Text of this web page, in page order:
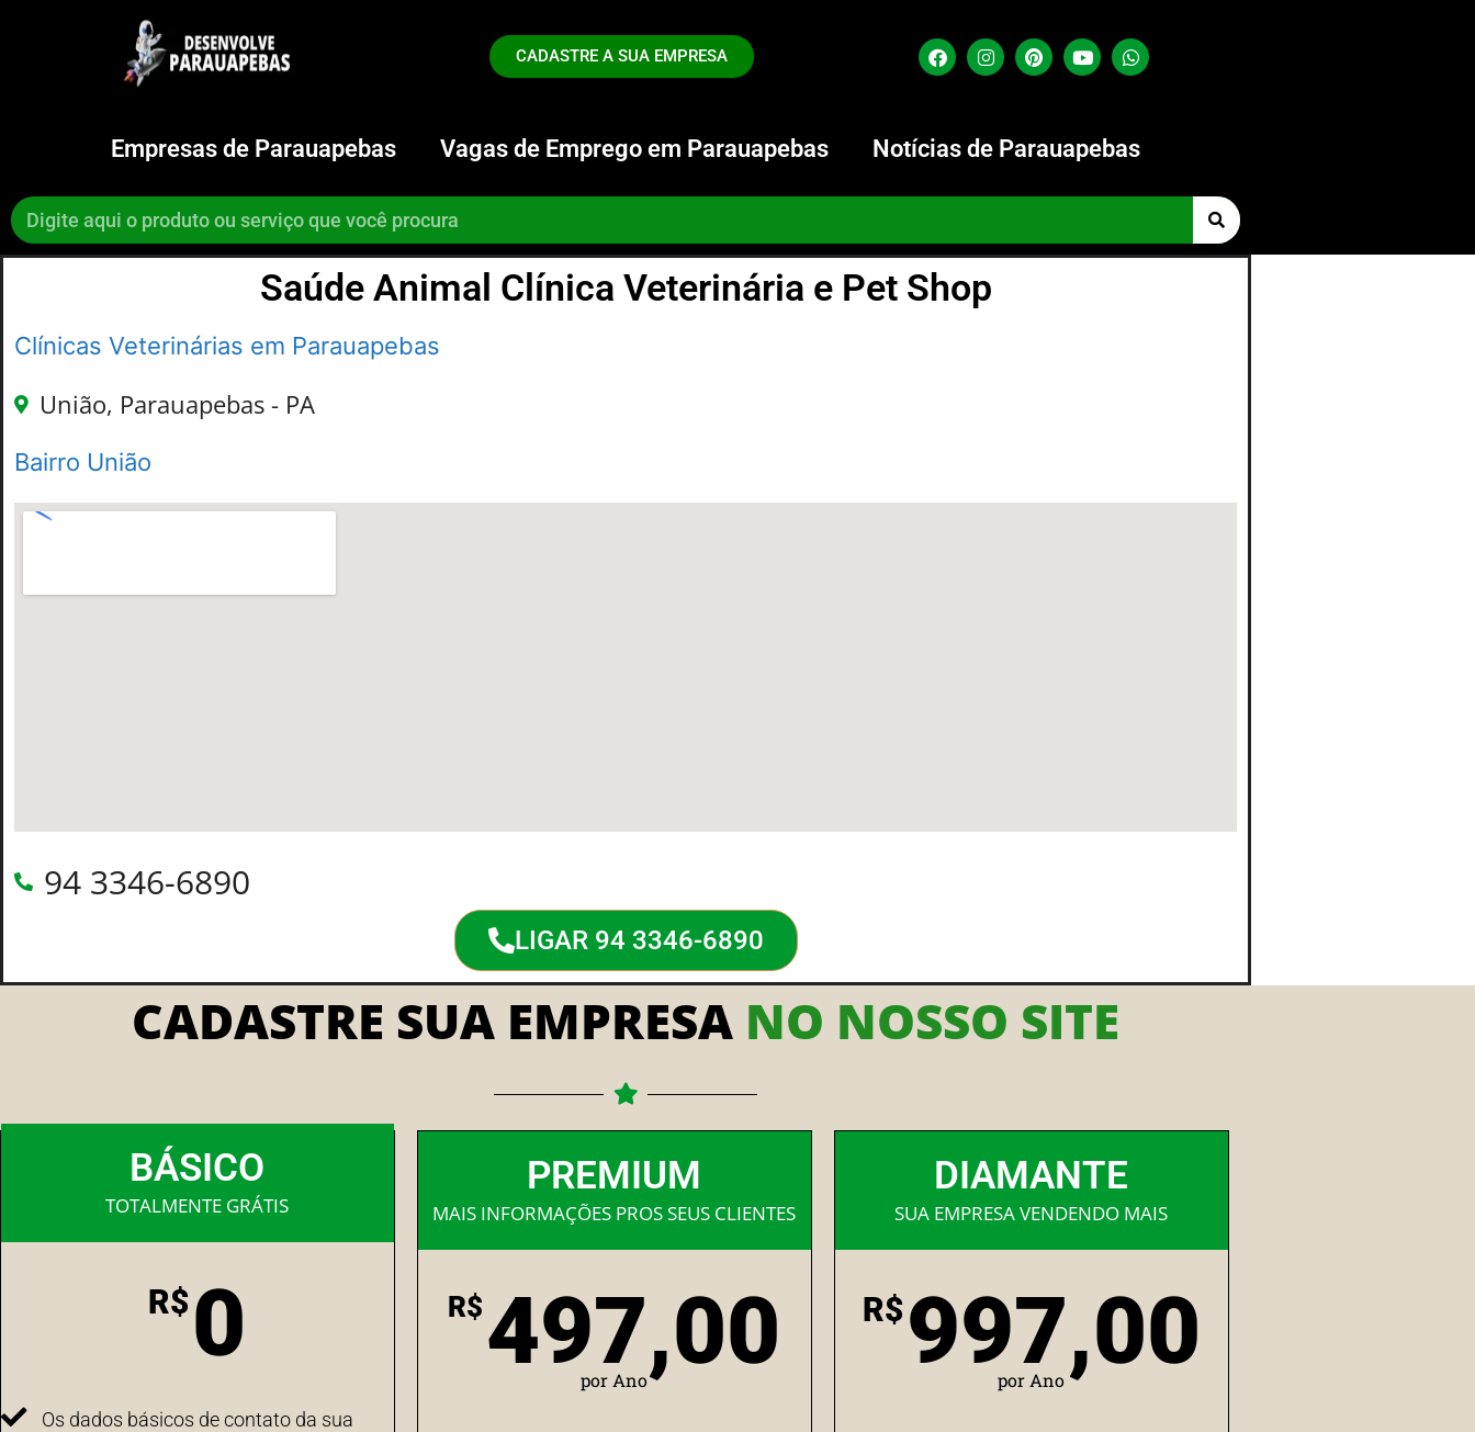
CADASTRE A SUA EMPRESA
Empresas de Parauapebas Vagas de Emprego em Parauapebas Notícias de Parauapebas
Saúde Animal Clínica Veterinária e Pet Shop
Clínicas Veterinárias em Parauapebas
União, Parauapebas - PA
Bairro União
94 3346-6890
LIGAR 94 3346-6890
CADASTRE SUA EMPRESA NO NOSSO SITE
BÁSICO
TOTALMENTE GRÁTIS
R$0
Os dados básicos de contato da sua
PREMIUM
MAIS INFORMAÇÕES PROS SEUS CLIENTES
R$ 497,00
por Ano
DIAMANTE
SUA EMPRESA VENDENDO MAIS
R$997,00
por Ano